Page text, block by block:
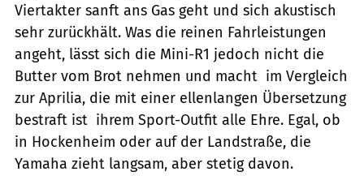
Viertakter sanft ans Gas geht und sich akustisch
sehr zurückhält. Was die reinen Fahrleistungen
angeht, lässt sich die Mini-R1 jedoch nicht die
Butter vom Brot nehmen und macht  im Vergleich
zur Aprilia, die mit einer ellenlangen Übersetzung
bestraft ist  ihrem Sport-Outfit alle Ehre. Egal, ob
in Hockenheim oder auf der Landstraße, die
Yamaha zieht langsam, aber stetig davon.